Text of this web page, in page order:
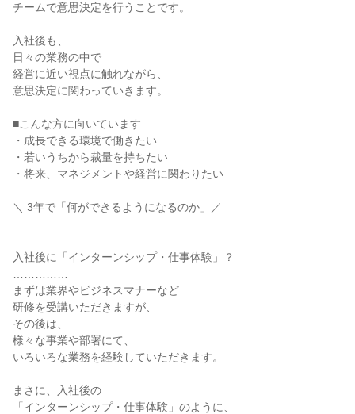
チームで意思決定を行うことです。
入社後も、
日々の業務の中で
経営に近い視点に触れながら、
意思決定に関わっていきます。
■こんな方に向いています
・成長できる環境で働きたい
・若いうちから裁量を持ちたい
・将来、マネジメントや経営に関わりたい
＼ 3年で「何ができるようになるのか」／
───────────────────
入社後に「インターンシップ・仕事体験」？
まずは業界やビジネスマナーなど
研修を受講いただきますが、
その後は、
様々な事業や部署にて、
いろいろな業務を経験していただきます。
まさに、入社後の
「インターンシップ・仕事体験」のように、